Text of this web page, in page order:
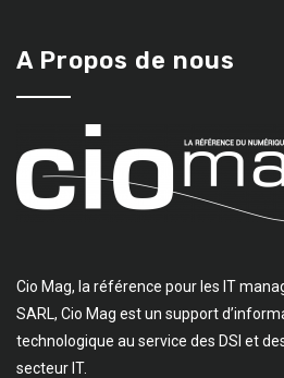
A Propos de nous
Cio Mag, la référence pour les IT
SARL, Cio Mag est un support
technologique au service des DSI et
secteur IT.